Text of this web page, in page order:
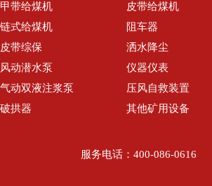
甲带给煤机 皮带给煤机
链式给煤机
阻车器
皮带综保
洒水降尘
风动潜水泵
仪器仪表
气动双液注浆泵
压风自救装置
破拱器
其他矿用设备
服务电话：400-086-0616